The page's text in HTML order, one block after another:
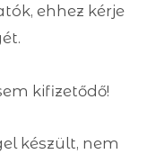
ehhez kérje
kifizetődő!
készült, nem